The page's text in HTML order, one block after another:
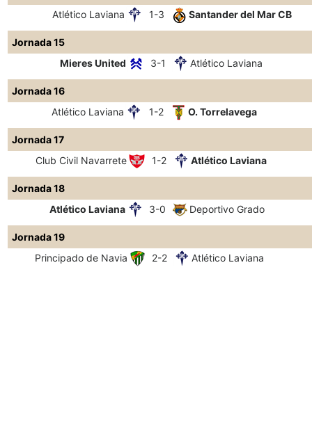
Atlético Laviana
1-3 Santander del Mar CB
Jornada 15
Mieres United
3-1 Atlético Laviana
Jornada 16
Atlético Laviana
1-2 O. Torrelavega
Jornada 17
Club Civil Navarrete
1-2 Atlético Laviana
Jornada 18
Atlético Laviana
3-0 Deportivo Grado
Jornada 19
Principado de Navia
2-2 Atlético Laviana